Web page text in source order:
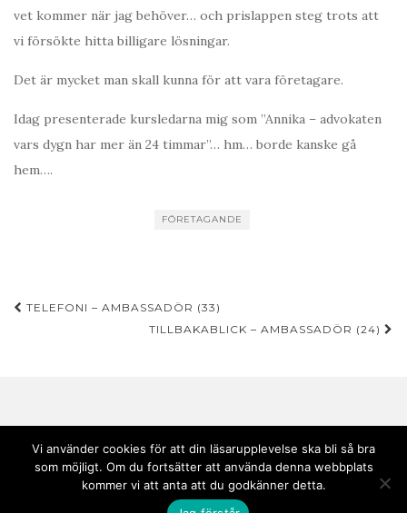
vet kommer när jag behöver… och prislappen steg trots att
vi försökte hitta billigare lösningar.
Det är mycket man skall kunna för att vara företagare.
Idag presenterade kursledarna mig som ”Annika – advokaten
vars dygn har mer än 24 timmar”… hm… borde kanske gå
hem….
FÖRETAGANDE
Inläggsnavigering
TELEFONI – AMBASSADÖR (33)
TILLBAKABLICK – AMBASSADÖR (24)
Copyright © 2020 Andebark | Tema avColorlibdrivs med WordPress
Vi använder cookies för att din läsarupplevelse ska bli så bra
som möjligt. Om du fortsätter att använda denna webbplats
kommer vi att anta att du godkänner detta.